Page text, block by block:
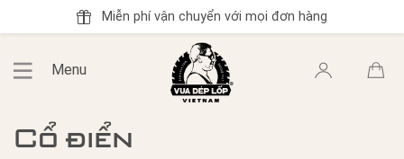
Miễn phí vận chuyển với mọi đơn hàng
Menu
Cổ điển